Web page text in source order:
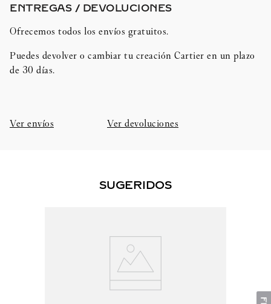
ENTREGAS / DEVOLUCIONES​
Ofrecemos todos los envíos gratuitos.
Puedes devolver o cambiar tu creación Cartier en un plazo
de 30 días.​
Ver envíos Ver devoluciones
SUGERIDOS